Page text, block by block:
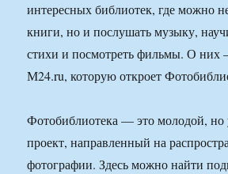
интересных библиотек, где можно
книги, но и послушать музыку,
стихи и посмотреть фильмы. О них
М24.ru, которую откроет
Фотобиблиотека — это молодой,
проект, направленный на
фотографии. Здесь можно найти